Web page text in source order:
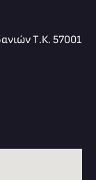
Τ.Κ. 57001